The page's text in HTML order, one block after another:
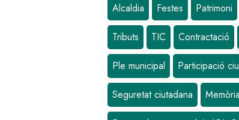
Alcaldia Festes Patrimoni
Tributs TIC Contractació
Ple municipal Participació
Seguretat ciutadana